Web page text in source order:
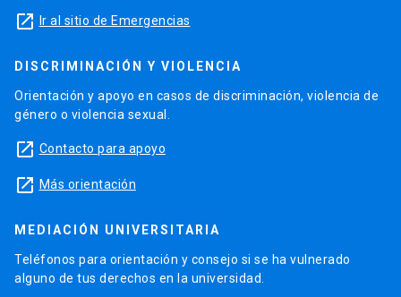
launch Ir al sitio de Emergencias
DISCRIMINACIÓN Y VIOLENCIA
Orientación y apoyo en casos de discriminación, violencia de
género o violencia sexual.
launch Contacto para apoyo
launch Más orientación
MEDIACIÓN UNIVERSITARIA
Teléfonos para orientación y consejo si se ha vulnerado
alguno de tus derechos en la universidad.